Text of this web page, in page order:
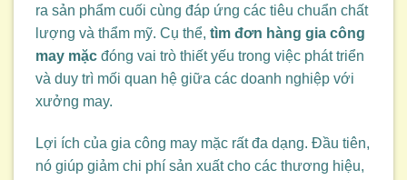
ra sản phẩm cuối cùng đáp ứng các tiêu chuẩn chất
lượng và thẩm mỹ. Cụ thể, tìm đơn hàng gia công
may mặc đóng vai trò thiết yếu trong việc phát triển
và duy trì mối quan hệ giữa các doanh nghiệp với
xưởng may.
Lợi ích của gia công may mặc rất đa dạng. Đầu tiên,
nó giúp giảm chi phí sản xuất cho các thương hiệu,